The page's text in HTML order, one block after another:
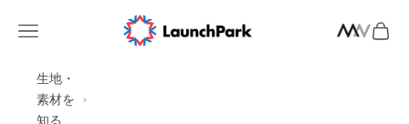
LaunchPark
メニューを開く
検索を開く
カー
生地・
素材を
知る